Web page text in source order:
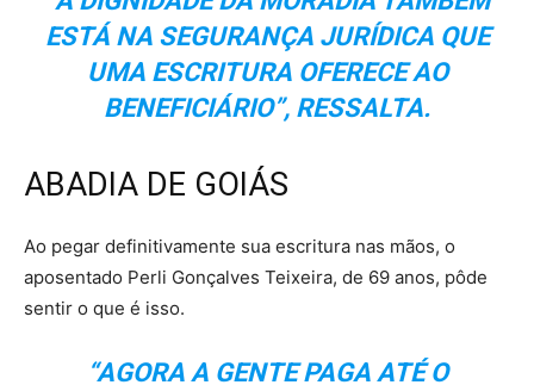
ESTÁ NA SEGURANÇA JURÍDICA QUE
UMA ESCRITURA OFERECE AO
BENEFICIÁRIO”, RESSALTA.
ABADIA DE GOIÁS
Ao pegar definitivamente sua escritura nas mãos, o
aposentado Perli Gonçalves Teixeira, de 69 anos, pôde
sentir o que é isso.
“AGORA A GENTE PAGA ATÉ O